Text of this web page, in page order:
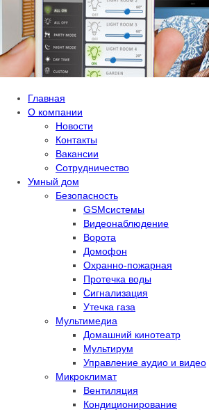
Главная
О компании
Новости
Контакты
Вакансии
Сотрудничество
Умный дом
Безопасность
GSMсистемы
Видеонаблюдение
Ворота
Домофон
Охранно-пожарная
Протечка воды
Сигнализация
Утечка газа
Мультимедиа
Домашний кинотеатр
Мультирум
Управление аудио и видео
Микроклимат
Вентиляция
Кондиционирование